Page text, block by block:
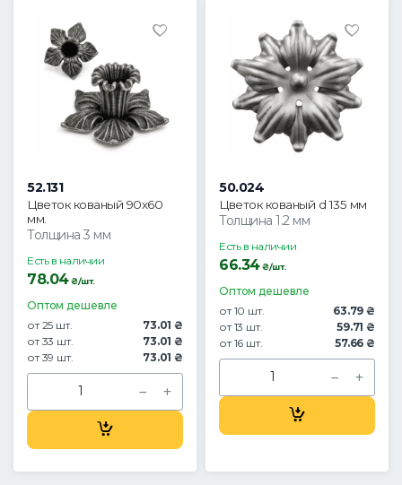
52.131
Цветок кованый 90х60
мм.
Толщина 3 мм
Есть в наличии
78.04₴/шт.
Оптом дешевле
от 25 шт.
73.01 ₴
от 33 шт.
73.01 ₴
от 39 шт.
73.01 ₴
50.024
Цветок кованый d 135 мм
Толщина 1.2 мм
Есть в наличии
66.34₴/шт.
Оптом дешевле
от 10 шт.
63.79 ₴
от 13 шт.
59.71 ₴
от 16 шт.
57.66 ₴